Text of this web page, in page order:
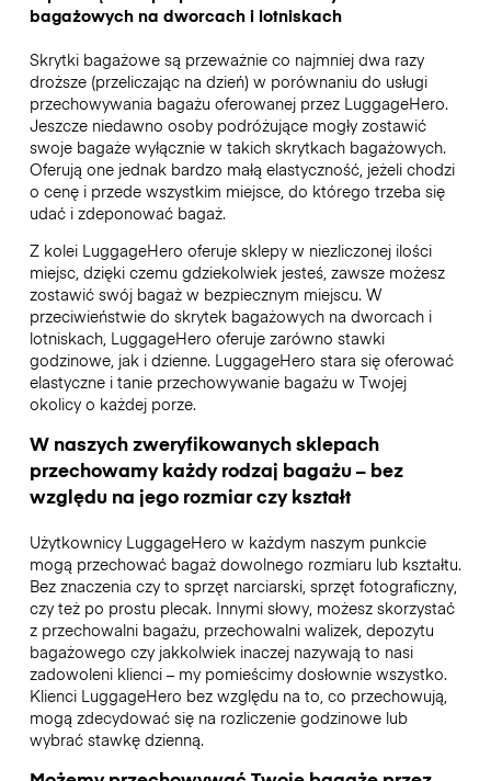
bagażowych na dworcach i lotniskach
Skrytki bagażowe są przeważnie co najmniej dwa razy
droższe (przeliczając na dzień) w porównaniu do usługi
przechowywania bagażu oferowanej przez LuggageHero.
Jeszcze niedawno osoby podróżujące mogły zostawić
swoje bagaże wyłącznie w takich skrytkach bagażowych.
Oferują one jednak bardzo małą elastyczność, jeżeli chodzi
o cenę i przede wszystkim miejsce, do którego trzeba się
udać i zdeponować bagaż.
Z kolei LuggageHero oferuje sklepy w niezliczonej ilości
miejsc, dzięki czemu gdziekolwiek jesteś, zawsze możesz
zostawić swój bagaż w bezpiecznym miejscu. W
przeciwieństwie do skrytek bagażowych na dworcach i
lotniskach, LuggageHero oferuje zarówno stawki
godzinowe, jak i dzienne. LuggageHero stara się oferować
elastyczne i tanie przechowywanie bagażu w Twojej
okolicy o każdej porze.
W naszych zweryfikowanych sklepach
przechowamy każdy rodzaj bagażu – bez
względu na jego rozmiar czy kształt
Użytkownicy LuggageHero w każdym naszym punkcie
mogą przechować bagaż dowolnego rozmiaru lub kształtu.
Bez znaczenia czy to sprzęt narciarski, sprzęt fotograficzny,
czy też po prostu plecak. Innymi słowy, możesz skorzystać
z przechowalni bagażu, przechowalni walizek, depozytu
bagażowego czy jakkolwiek inaczej nazywają to nasi
zadowoleni klienci – my pomieścimy dosłownie wszystko.
Klienci LuggageHero bez względu na to, co przechowują,
mogą zdecydować się na rozliczenie godzinowe lub
wybrać stawkę dzienną.